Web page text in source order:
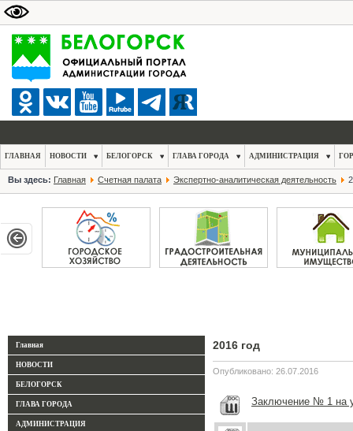
ГЛАВНАЯ НОВОСТИ БЕЛОГОРСК ГЛАВА ГОРОДА АДМИНИСТРАЦИЯ
Вы здесь: Главная Счетная палата Экспертно-аналитическая деятельность
Главная
НОВОСТИ
БЕЛОГОРСК
ГЛАВА ГОРОДА
АДМИНИСТРАЦИЯ
2016 год
Опубликовано: 26.07.2016
Заключение № 1 на